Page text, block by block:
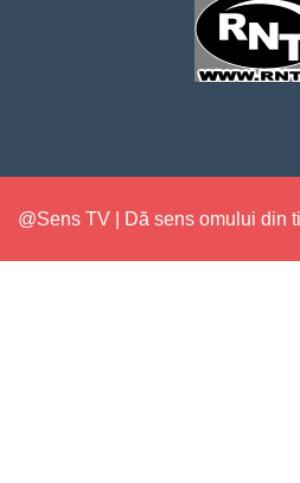
@Sens TV | Dă sens omului din